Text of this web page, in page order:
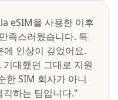
eSIM을 사용한 이후
족스러웠습니다. 특
인상이 깊었어요.
대했던 그대로 지원
한 SIM 회사가 아니
각하는 팀입니다."